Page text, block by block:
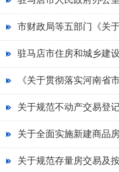
关于规范不动产交易登
关于全面实施新建商品
关于规范存量房交易及